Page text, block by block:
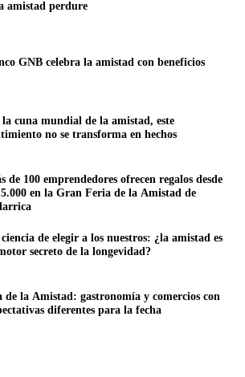
amistad perdure
GNB celebra la amistad con beneficios
cuna mundial de la amistad, este
no se transforma en hechos
de 100 emprendedores ofrecen regalos desde
en la Gran Feria de la Amistad de
de elegir a los nuestros: ¿la amistad es
secreto de la longevidad?
de la Amistad: gastronomía y comercios con